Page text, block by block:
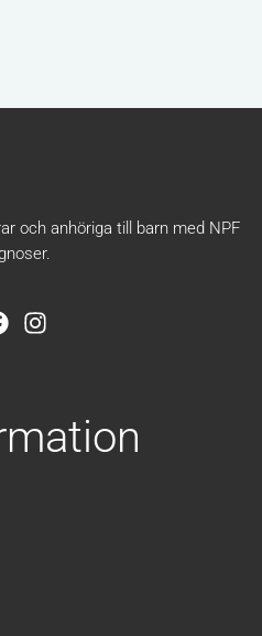
och anhöriga till barn med NPF
I
g